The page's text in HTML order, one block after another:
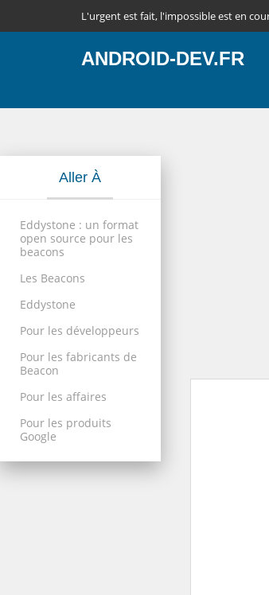
L'urgent est fait, l'impossible est en
ANDROID-DEV.FR
Aller À
Eddystone : un format
open source pour les
beacons
Les Beacons
Eddystone
Pour les développeurs
Pour les fabricants de
Beacon
Pour les affaires
Pour les produits
Google